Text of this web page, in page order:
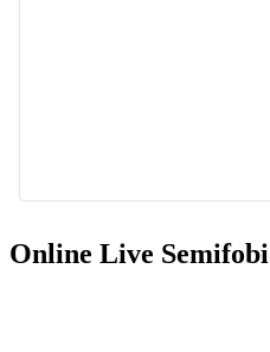
Online Live Semifobi